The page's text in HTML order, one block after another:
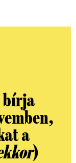
bírja
a
)